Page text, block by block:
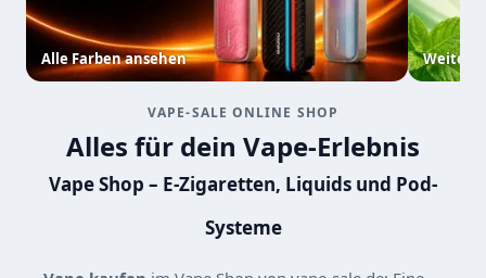
Alle Farben ansehen Weitere
VAPE-SALE ONLINE SHOP
Alles für dein Vape-Erlebnis
Vape Shop – E-Zigaretten, Liquids und Pod-
Systeme